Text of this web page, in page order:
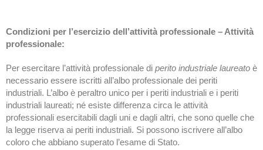
Condizioni per l’esercizio dell’attività professionale – Attività
professionale:
Per esercitare l’attività professionale di perito industriale laureato è
necessario essere iscritti all’albo professionale dei periti
industriali. L’albo è peraltro unico per i periti industriali e i periti
industriali laureati; né esiste differenza circa le attività
professionali esercitabili dagli uni e dagli altri, che sono quelle che
la legge riserva ai periti industriali. Si possono iscrivere all’albo
coloro che abbiano superato l’esame di Stato.